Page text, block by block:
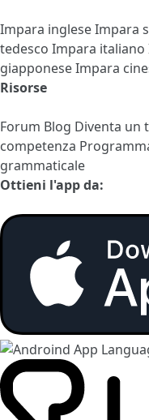
Impara ingleseImpara
tedesco Impara italiano
giapponeseImpara
Risorse
Forum Blog Diventa un
competenza
grammaticale
Ottieni l'app da: